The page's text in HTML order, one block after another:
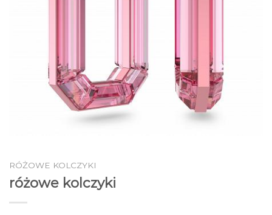
RÓŻOWE KOLCZYKI
różowe kolczyki